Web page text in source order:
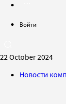
Войти
22 October 2024
Новости